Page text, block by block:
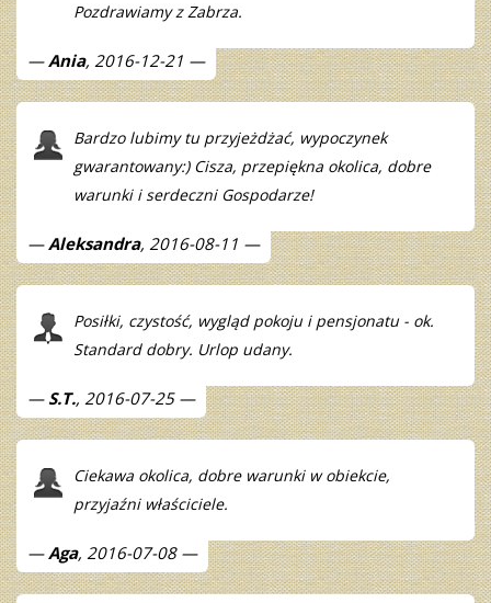
Pozdrawiamy z Zabrza.
Ania, 2016-12-21
Bardzo lubimy tu przyjeżdżać, wypoczynek
gwarantowany:) Cisza, przepiękna okolica, dobre
warunki i serdeczni Gospodarze!
Aleksandra, 2016-08-11
Posiłki, czystość, wygląd pokoju i pensjonatu - ok.
Standard dobry. Urlop udany.
S.T., 2016-07-25
Ciekawa okolica, dobre warunki w obiekcie,
przyjaźni właściciele.
Aga, 2016-07-08